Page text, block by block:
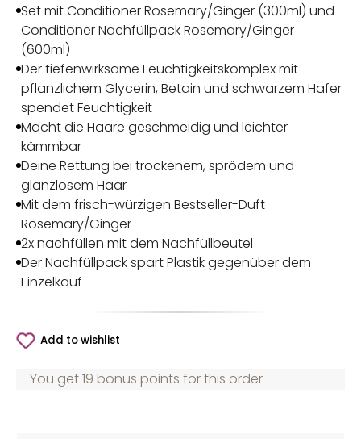
Set mit Conditioner Rosemary/Ginger (300ml) und
Conditioner Nachfüllpack Rosemary/Ginger
(600ml)
Der tiefenwirksame Feuchtigkeitskomplex mit
pflanzlichem Glycerin, Betain und schwarzem Hafer
spendet Feuchtigkeit
Macht die Haare geschmeidig und leichter
kämmbar
Deine Rettung bei trockenem, sprödem und
glanzlosem Haar
Mit dem frisch-würzigen Bestseller-Duft
Rosemary/Ginger
2x nachfüllen mit dem Nachfüllbeutel
Der Nachfüllpack spart Plastik gegenüber dem
Einzelkauf
Add to wishlist
You get 19 bonus points for this order